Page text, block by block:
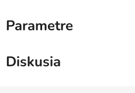
Parametre
Diskusia